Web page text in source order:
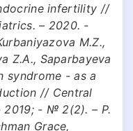
infertility //
– 2020. -
M.Z.,
Z.A., Saparbayeva
syndrome - as a
// Central
2019; - № 2(2). – Р.
Grace,